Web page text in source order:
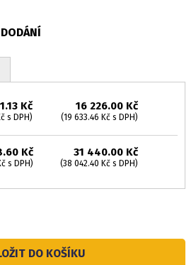
Kč
s DPH)
16 226.00 Kč
(19 633.46 Kč s DPH)
Kč
s DPH)
31 440.00 Kč
(38 042.40 Kč s DPH)
DO KOŠÍKU